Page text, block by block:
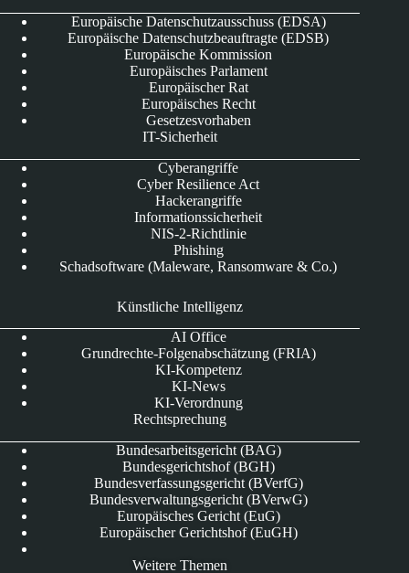
Europäische Datenschutzausschuss (EDSA)
Europäische Datenschutzbeauftragte (EDSB)
Europäische Kommission
Europäisches Parlament
Europäischer Rat
Europäisches Recht
Gesetzesvorhaben
IT-Sicherheit
Cyberangriffe
Cyber Resilience Act
Hackerangriffe
Informationssicherheit
NIS-2-Richtlinie
Phishing
Schadsoftware (Maleware, Ransomware & Co.)
Künstliche Intelligenz
AI Office
Grundrechte-Folgenabschätzung (FRIA)
KI-Kompetenz
KI-News
KI-Verordnung
Rechtsprechung
Bundesarbeitsgericht (BAG)
Bundesgerichtshof (BGH)
Bundesverfassungsgericht (BVerfG)
Bundesverwaltungsgericht (BVerwG)
Europäisches Gericht (EuG)
Europäischer Gerichtshof (EuGH)
Weitere Themen